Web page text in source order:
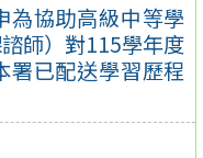
為協助高級中等學
師）對115學年度
署已配送學習歷程